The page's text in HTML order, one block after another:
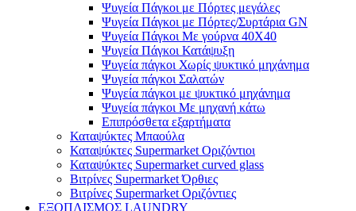
Ψυγεία Πάγκοι με Πόρτες μεγάλες
Ψυγεία Πάγκοι με Πόρτες/Συρτάρια GN
Ψυγεία Πάγκοι Με γούρνα 40Χ40
Ψυγεία Πάγκοι Κατάψυξη
Ψυγεία πάγκοι Χωρίς ψυκτικό μηχάνημα
Ψυγεία πάγκοι Σαλατών
Ψυγεία πάγκοι με ψυκτικό μηχάνημα
Ψυγεία πάγκοι Με μηχανή κάτω
Επιπρόσθετα εξαρτήματα
Καταψύκτες Μπαούλα
Καταψύκτες Supermarket Οριζόντιοι
Καταψύκτες Supermarket curved glass
Βιτρίνες Supermarket Όρθιες
Βιτρίνες Supermarket Οριζόντιες
ΕΞΟΠΛΙΣΜΟΣ LAUNDRY